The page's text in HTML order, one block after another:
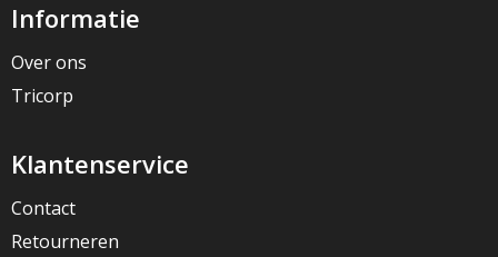
Informatie
Over ons
Tricorp
Klantenservice
Contact
Retourneren